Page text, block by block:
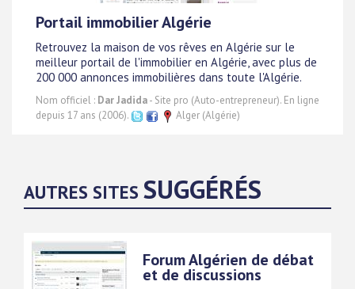
Portail immobilier Algérie
Retrouvez la maison de vos rêves en Algérie sur le
meilleur portail de l'immobilier en Algérie, avec plus de
200 000 annonces immobilières dans toute l'Algérie.
Nom officiel : Dar Jadida- Site pro (Auto-entrepreneur). En ligne
depuis 17 ans (2006).
Alger (Algérie)
AUTRES SITES SUGGÉRÉS
Forum Algérien de débat
et de discussions